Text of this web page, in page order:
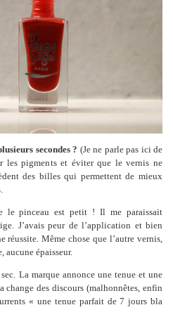
secondes ? (Je ne parle pas ici de
les pigments et éviter que le vernis ne
des billes qui permettent de mieux
le pinceau est petit ! Il me paraissait
J’avais peur de l’application et bien
réussite. Même chose que l’autre vernis,
aucune épaisseur.
La marque annonce une tenue et une
des discours (malhonnêtes, enfin
« une tenue parfait de 7 jours bla